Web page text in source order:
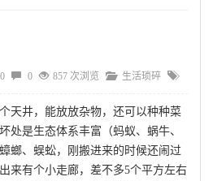
0 857 次浏览 生活琐碎
天井，能放放杂物，还可以种种菜
处是生态体系丰富（蚂蚁、蜗牛、
螂、蜈蚣，刚搬进来的时候还闹过
来有个小走廊，差不多5个平方左右